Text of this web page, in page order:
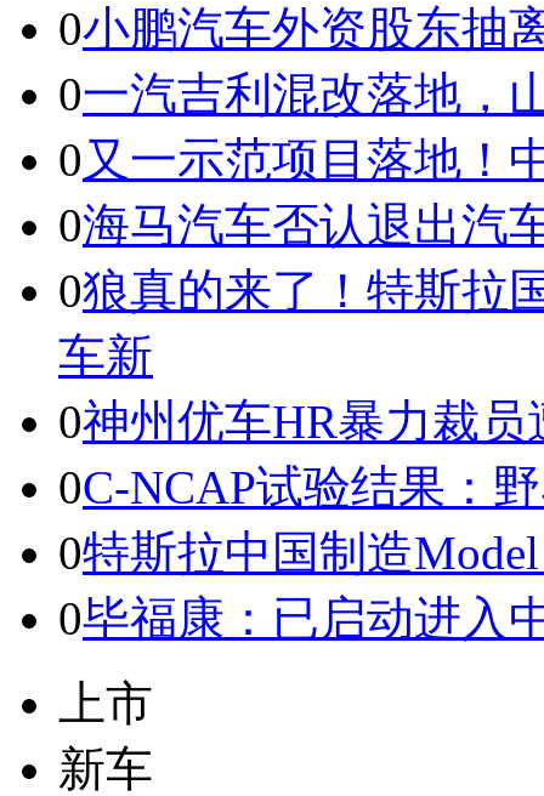
0小鹏汽车外资股东抽
0一汽吉利混改落地，
0又一示范项目落地！
0海马汽车否认退出汽
0狼真的来了！特斯拉
车新
0神州优车HR暴力裁员
0C-NCAP试验结果：
0特斯拉中国制造
0毕福康：已启动进入
上市
新车